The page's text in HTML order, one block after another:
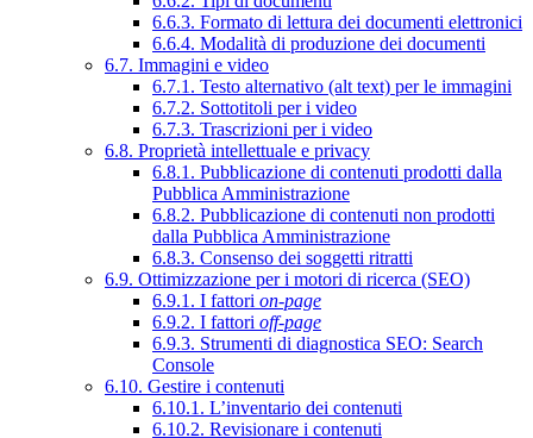
6.6.3. Formato di lettura dei documenti elettronici
6.6.4. Modalità di produzione dei documenti
6.7. Immagini e video
6.7.1. Testo alternativo (alt text) per le immagini
6.7.2. Sottotitoli per i video
6.7.3. Trascrizioni per i video
6.8. Proprietà intellettuale e privacy
6.8.1. Pubblicazione di contenuti prodotti dalla
Pubblica Amministrazione
6.8.2. Pubblicazione di contenuti non prodotti
dalla Pubblica Amministrazione
6.8.3. Consenso dei soggetti ritratti
6.9. Ottimizzazione per i motori di ricerca (SEO)
6.9.1. I fattori on-page
6.9.2. I fattori off-page
6.9.3. Strumenti di diagnostica SEO: Search
Console
6.10. Gestire i contenuti
6.10.1. L’inventario dei contenuti
6.10.2. Revisionare i contenuti